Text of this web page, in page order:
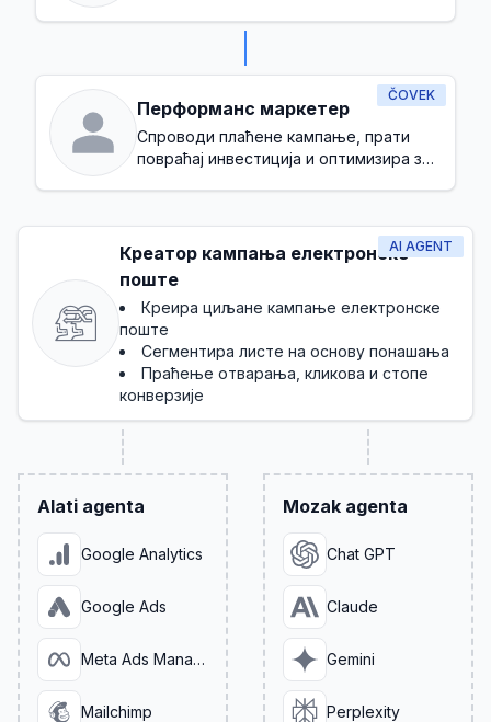
ČOVEK
Перформанс маркетер
Спроводи плаћене кампање, прати
повраћај инвестиција и оптимизира за
AI AGENT
Креатор кампања електронске
поште
Креира циљане кампање електронске
поште
Сегментира листе на основу понашања
Праћење отварања, кликова и стопе
конверзије
Alati agenta
Google Analytics
Google Ads
Meta Ads Manager
Mailchimp
Mozak agenta
Chat GPT
Claude
Gemini
Perplexity